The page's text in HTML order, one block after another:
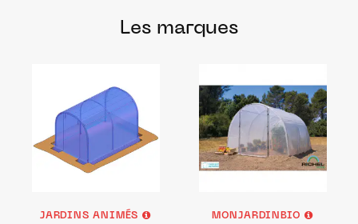
Les marques
JARDINS ANIMÉS MONJARDINBIO